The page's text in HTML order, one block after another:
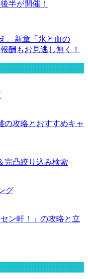
半が開催！
、新章「氷と血の
酬もお見逃し無く！
の攻略とおすすめキャ
完凸絞り込み検索
グ
ン軒！」の攻略と立